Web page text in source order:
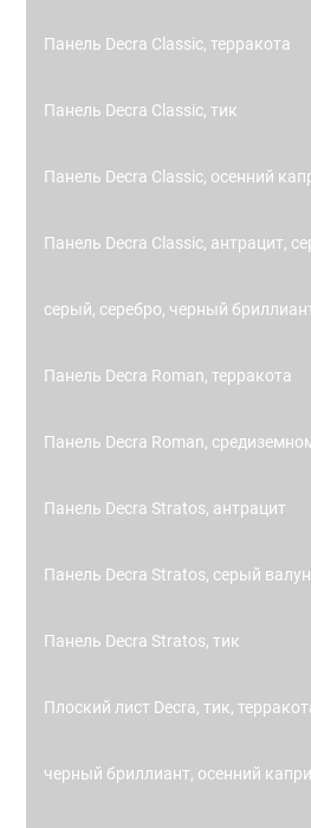
Панель Decra Classic, терракота
Панель Decra Classic, тик
Панель Decra Classic, осенний
Панель Decra Classic, антрацит,
серый, серебро, черный
Панель Decra Roman, терракота
Панель Decra Roman,
Панель Decra Stratos, антрацит
Панель Decra Stratos, серый валун
Панель Decra Stratos, тик
Плоский лист Decra, тик,
черный бриллиант, осенний